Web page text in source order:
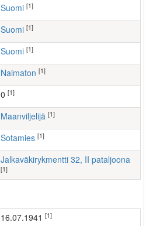
Suomi [1]
Suomi [1]
Suomi [1]
Naimaton [1]
[1]
maanviljelijä [1]
Sotamies [1]
Jalkaväkirykmentti 32, II pataljoona
[1]
16.07.1941 [1]